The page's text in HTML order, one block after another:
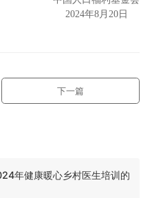
2024年8月20日
下一篇
年健康暖心乡村医生培训的